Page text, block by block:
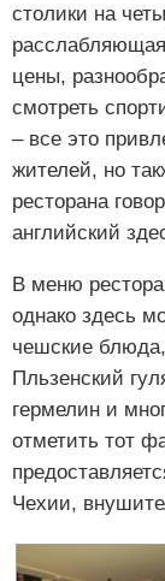
столики на
цены,
смотреть
– все это
жителей, но
ресторана
английский
В меню
однако здесь
чешские
Пльзенский
гермелин и
отметить тот
Чехии,